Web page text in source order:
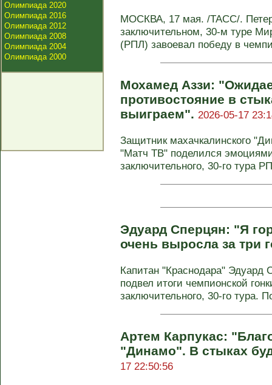
Олимпиада 2020
Олимпиада 2016
Олимпиада 2012
Олимпиада 2008
Олимпиада 2004
Олимпиада 2000
МОСКВА, 17 мая. /ТАСС/.
заключительном, 30-м туре
(РПЛ) завоевал победу в
Мохамед Аззи:
противостояние в
выиграем". 2026-05-17
Защитник махачкалинского
"Матч ТВ" поделился
заключительного, 30-го тура
Эдуард Сперцян: "Я
очень выросла за три
Капитан "Краснодара"
подвел итоги чемпионской
заключительного, 30-го тура.
Артем Карпукас:
"Динамо". В стыках
17 22:50:56